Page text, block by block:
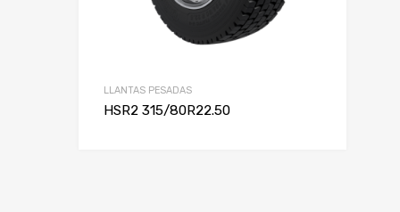
LLANTAS PESADAS
HSR2 315/80R22.50